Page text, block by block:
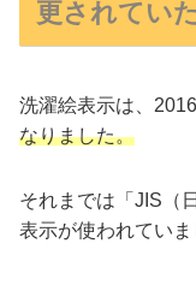
更されてい
洗濯絵表示は、
なりました。
それまでは「JIS（
表示が使われていま